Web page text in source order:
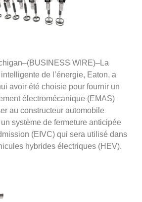
WIRE)–La
de l’énergie, Eaton, a
avoir été choisie pour fournir un
électromécanique (EMAS)
au constructeur automobile
système de fermeture anticipée
(EIVC) qui sera utilisé dans
hybrides électriques (HEV).